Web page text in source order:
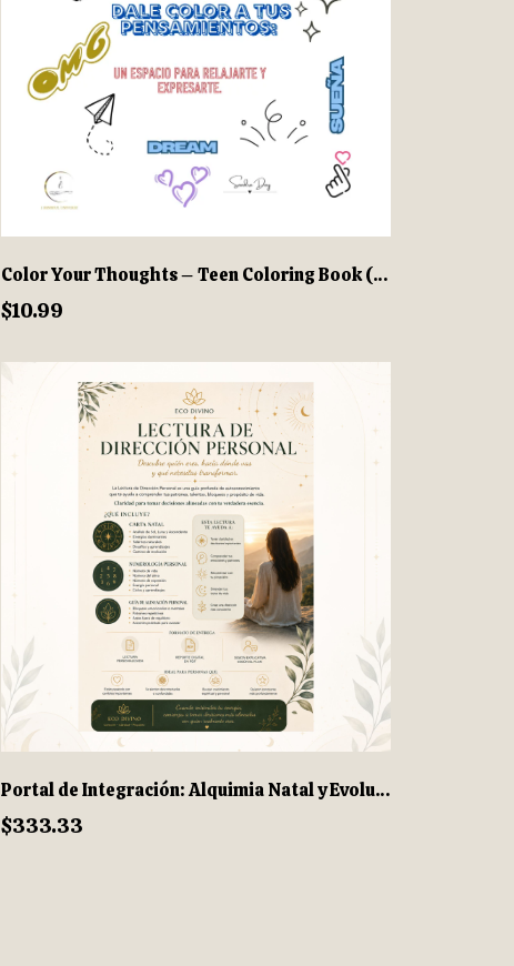
Color Your Thoughts – Teen Coloring Book (English & Spanish) | 54 Pages | PDF Download
$10.99
Portal de Integración: Alquimia Natal y Evolución del Linaje
$333.33